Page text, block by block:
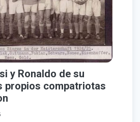
y Ronaldo de su
propios compatriotas